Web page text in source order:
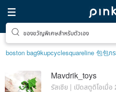
ของขวัญพิเศษสำหรับตัวเอง
boston bag9kupcyclesquareline 包包ก
Mavdrik_toys
รัสเซีย | เปิดสตูดิโอเมื่อ